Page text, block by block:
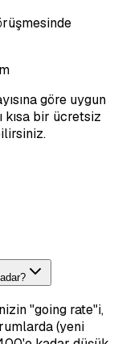
göre uygun
kısa bir ücretsiz
"going rate"i,
(yeni